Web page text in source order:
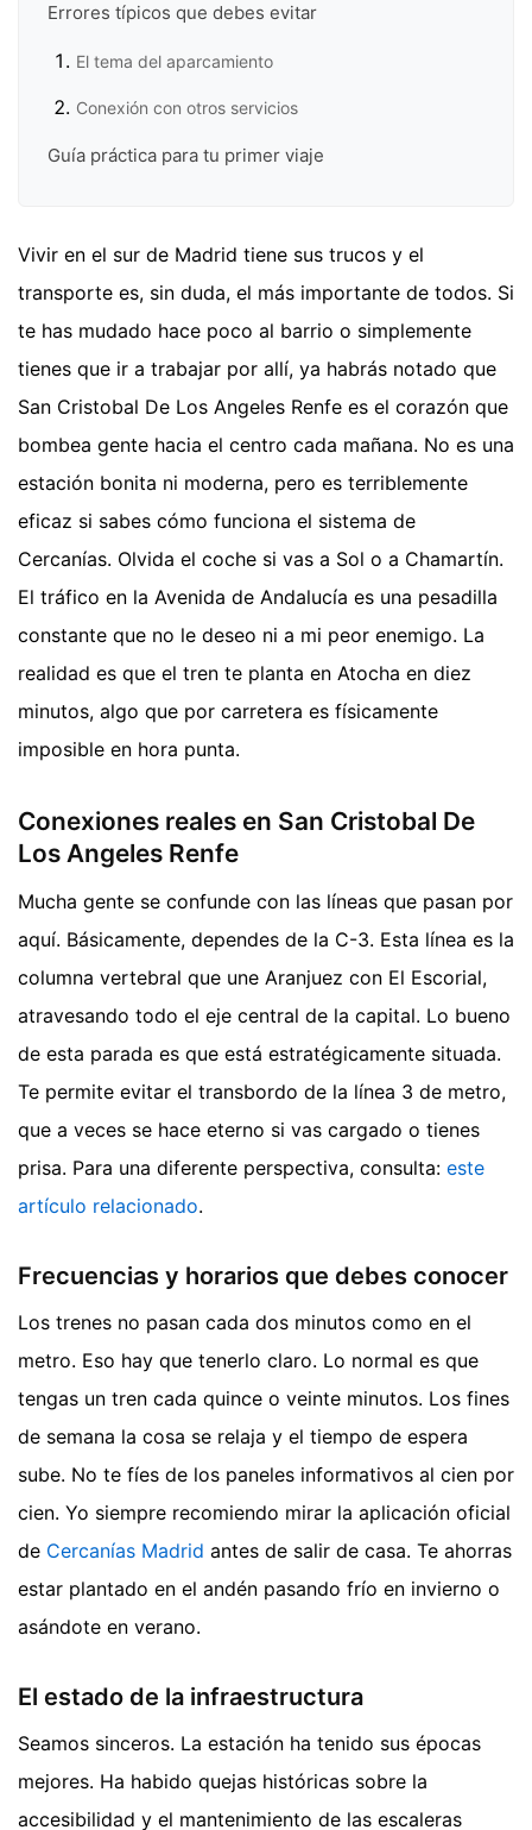
Errores típicos que debes evitar
El tema del aparcamiento
Conexión con otros servicios
Guía práctica para tu primer viaje
Vivir en el sur de Madrid tiene sus trucos y el
transporte es, sin duda, el más importante de todos. Si
te has mudado hace poco al barrio o simplemente
tienes que ir a trabajar por allí, ya habrás notado que
San Cristobal De Los Angeles Renfe es el corazón que
bombea gente hacia el centro cada mañana. No es una
estación bonita ni moderna, pero es terriblemente
eficaz si sabes cómo funciona el sistema de
Cercanías. Olvida el coche si vas a Sol o a Chamartín.
El tráfico en la Avenida de Andalucía es una pesadilla
constante que no le deseo ni a mi peor enemigo. La
realidad es que el tren te planta en Atocha en diez
minutos, algo que por carretera es físicamente
imposible en hora punta.
Conexiones reales en San Cristobal De
Los Angeles Renfe
Mucha gente se confunde con las líneas que pasan por
aquí. Básicamente, dependes de la C-3. Esta línea es la
columna vertebral que une Aranjuez con El Escorial,
atravesando todo el eje central de la capital. Lo bueno
de esta parada es que está estratégicamente situada.
Te permite evitar el transbordo de la línea 3 de metro,
que a veces se hace eterno si vas cargado o tienes
prisa. Para una diferente perspectiva, consulta: este
artículo relacionado.
Frecuencias y horarios que debes conocer
Los trenes no pasan cada dos minutos como en el
metro. Eso hay que tenerlo claro. Lo normal es que
tengas un tren cada quince o veinte minutos. Los fines
de semana la cosa se relaja y el tiempo de espera
sube. No te fíes de los paneles informativos al cien por
cien. Yo siempre recomiendo mirar la aplicación oficial
de Cercanías Madrid antes de salir de casa. Te ahorras
estar plantado en el andén pasando frío en invierno o
asándote en verano.
El estado de la infraestructura
Seamos sinceros. La estación ha tenido sus épocas
mejores. Ha habido quejas históricas sobre la
accesibilidad y el mantenimiento de las escaleras